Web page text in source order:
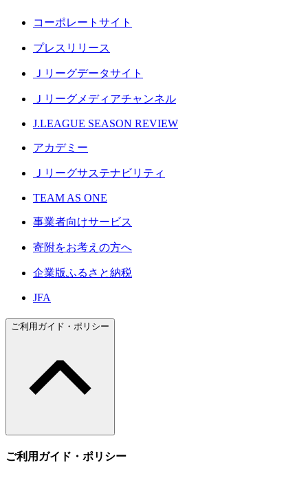
コーポレートサイト
プレスリリース
Ｊリーグデータサイト
Ｊリーグメディアチャンネル
J.LEAGUE SEASON REVIEW
アカデミー
Ｊリーグサステナビリティ
TEAM AS ONE
事業者向けサービス
寄附をお考えの方へ
企業版ふるさと納税
JFA
ご利用ガイド・ポリシー
ご利用ガイド・ポリシー